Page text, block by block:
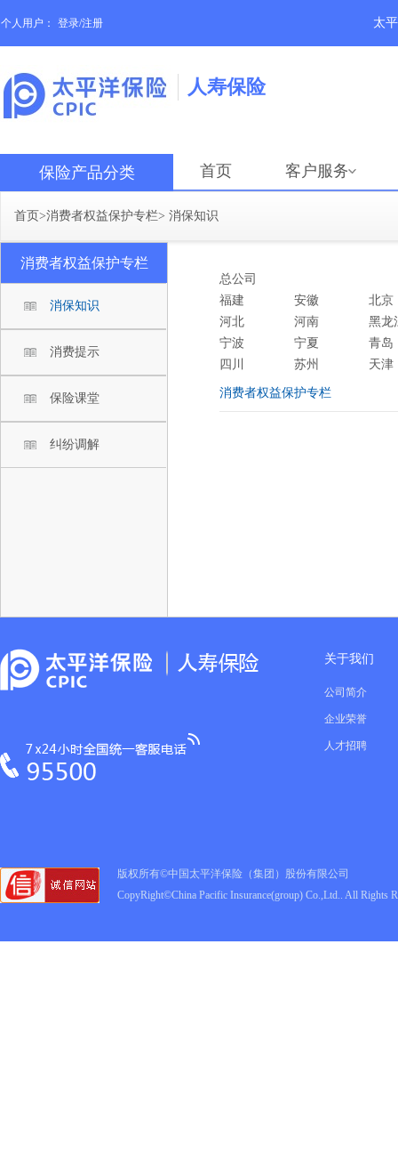
个人用户： 登录/注册 太
人寿保险
保险产品分类 首页 客户服务
首页>消费者权益保护专栏> 消保知识
消费者权益保护专栏
消保知识
消费提示
保险课堂
纠纷调解
总公司
福建
安徽
北京
河北
河南
黑龙
宁波
宁夏
青岛
四川
苏州 天津
消费者权益保护专栏
关于我们
公司简介
企业荣誉
人才招聘
版权所有©中国太平洋保险（集团）股份有限公司
CopyRight©China Pacific Insurance(group) Co.,Ltd.. All Rights